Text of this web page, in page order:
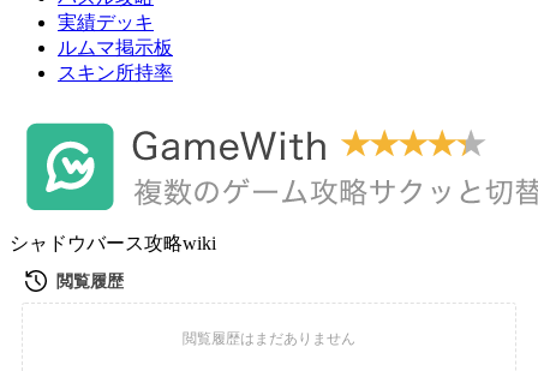
実績デッキ
ルムマ掲示板
スキン所持率
シャドウバース攻略wiki